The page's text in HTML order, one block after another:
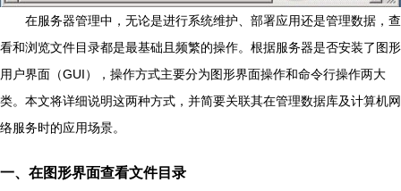
在服务器管理中，无论是进行系统维护、部署应用还是管理数据，查
看和浏览文件目录都是最基础且频繁的操作。根据服务器是否安装了图形
用户界面（GUI），操作方式主要分为图形界面操作和命令行操作两大
类。本文将详细说明这两种方式，并简要关联其在管理数据库及计算机网
络服务时的应用场景。
一、在图形界面查看文件目录